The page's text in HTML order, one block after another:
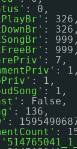
: 0,
: 326,
: 326,
: 999,
: 999,
: 7,
: 1,
: 1,
: 1,
: False,
: 136,
:
: